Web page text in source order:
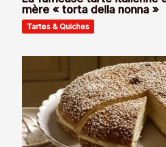
mère « torta della nonna »
Tartes & Quiches